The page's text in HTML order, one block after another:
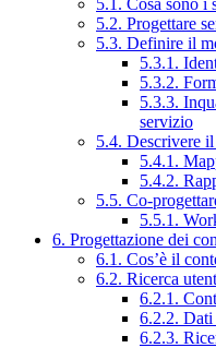
5.1. Cosa sono i
5.2. Progettare
5.3. Definire il
5.3.1.
5.3.2.
5.3.3.
servizio
5.4. Descrivere
5.4.1.
5.4.2.
5.5. Co-
5.5.1.
6. Progettazione dei
6.1. Cos’è il
6.2. Ricerca
6.2.1.
6.2.2. Dati
6.2.3.